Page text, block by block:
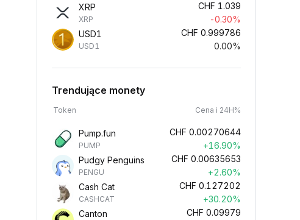
XRP
XRP
CHF 1.039
-0.30%
USD1
USD1
CHF 0.999786
0.00%
Trendujące monety
Token Cena i 24H%
Pump.fun
PUMP
CHF 0.00270644
+16.90%
Pudgy Penguins
PENGU
CHF 0.00635653
+2.60%
Cash Cat
CASHCAT
CHF 0.127202
+30.20%
Canton
CHF 0.09979